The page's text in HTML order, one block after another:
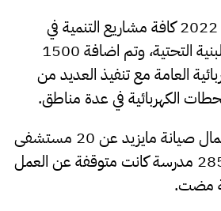
كما غطت مخصصات 2022 كافة مشاريع التنمية في
الطرق والمواصلات والبنية التحتية، وتم اضافة 1500
العامة مع تنفيذ العديد من
الكهربائية في عدة مناطق.
وتابع بالقول: تم استكمال صيانة مايزيد عن 20 مستشفى
في أكثر من منطقة، و285 مدرسة كانت متوقفة عن العمل